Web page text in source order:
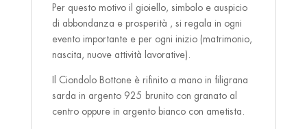
Per questo motivo il gioiello, simbolo e auspicio
di abbondanza e prosperità , si regala in ogni
evento importante e per ogni inizio (matrimonio,
nascita, nuove attività lavorative).
Il Ciondolo Bottone è rifinito a mano in filigrana
sarda in argento 925 brunito con granato al
centro oppure in argento bianco con ametista.